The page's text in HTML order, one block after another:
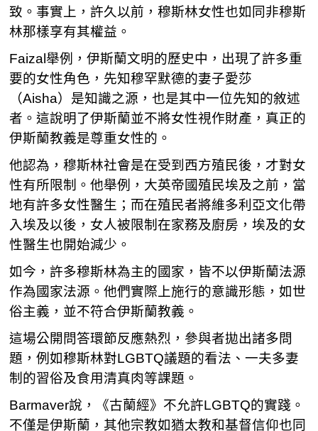
致。事實上，許久以前，穆斯林女性也如同非穆斯
林那樣享有其權益。
Faizal舉例，伊斯蘭文明的歷史中，出現了許多重
要的女性角色，先知穆罕默德的妻子愛莎
（Aisha）是知識之源，也是其中一位先知的敘述
者。這說明了伊斯蘭並不將女性視作財產，真正的
伊斯蘭教義是尊重女性的。
他認為，穆斯林社會是在受到西方殖民後，才對女
性有所限制。他舉例，大英帝國殖民埃及之前，當
地有許多女性醫生；而在殖民者將維多利亞文化帶
入埃及以後，女人被限制在家務及廚房，埃及的女
性醫生也開始減少。
如今，許多穆斯林為主的國家，皆不以伊斯蘭法源
作為國家法源。他們實際上施行的意識形態，如世
俗主義，並不符合伊斯蘭教義。
這場公開問答環節反應熱烈，參與者拋出諸多問
題，例如穆斯林對LGBTQ議題的看法、一夫多妻
制的習俗及食用清真肉等課題。
Barmaver說，《古蘭經》不允許LGBTQ的實踐。
不僅是伊斯蘭，其他宗教如猶太教和基督信仰也同